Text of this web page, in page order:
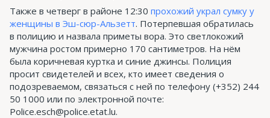
Также в четверг в районе 12:30 прохожий украл сумку у
женщины в Эш-сюр-Альзетт. Потерпевшая обратилась
в полицию и назвала приметы вора. Это светлокожий
мужчина ростом примерно 170 сантиметров. На нём
была коричневая куртка и синие джинсы. Полиция
просит свидетелей и всех, кто имеет сведения о
подозреваемом, связаться с ней по телефону (+352) 244
50 1000 или по электронной почте:
Police.esch@police.etat.lu.